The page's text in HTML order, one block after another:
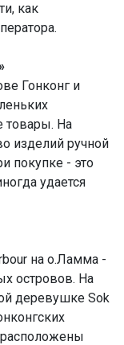
как
Гонконг и
товары. На
изделий ручной
покупке - это
удается
на о.Ламма -
островов. На
деревушке Sok